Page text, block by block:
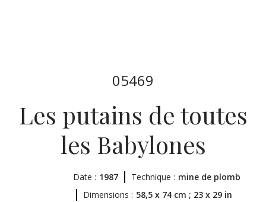
05469
Les putains de toutes
les Babylones
Date : 1987 Technique : mine de plomb
Dimensions : 58,5 x 74 cm ; 23 x 29 in